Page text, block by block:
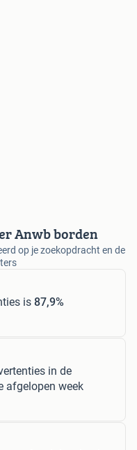
Anwb borden
op je zoekopdracht en de
is 87,9%
in de
afgelopen week